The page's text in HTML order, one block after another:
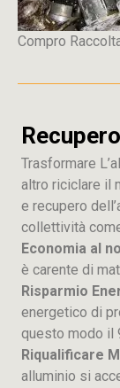
Compro
Trasformare
altro riciclare il
e recupero
collettività
Economia al
è carente di
Risparmio
energetico di
questo modo il
Riqualificare
alluminio si